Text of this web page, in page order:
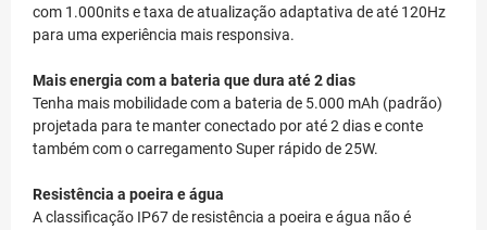
com 1.000nits e taxa de atualização adaptativa de até 120Hz
para uma experiência mais responsiva.
Mais energia com a bateria que dura até 2 dias
Tenha mais mobilidade com a bateria de 5.000 mAh (padrão)
projetada para te manter conectado por até 2 dias e conte
também com o carregamento Super rápido de 25W.
Resistência a poeira e água
A classificação IP67 de resistência a poeira e água não é